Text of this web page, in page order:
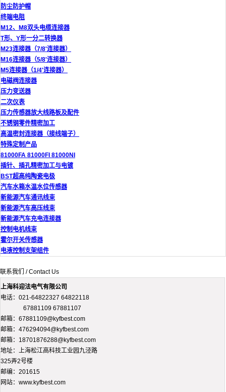
防尘防护帽
终端电阻
M12、M8双头电缆连接器
T形、Y形一分二转换器
M23连接器（7/8'连接器）
M16连接器（5/8'连接器）
M5连接器（1/4'连接器）
电磁阀连接器
压力变送器
二次仪表
压力传感器放大线路板及配件
不锈钢零件精密加工
高温密封连接器（接线端子）
特殊定制产品
81000FA 81000FI 81000NI
插针、插孔精密加工与电镀
BST超高纯陶瓷电极
汽车水箱水温水位传感器
新能源汽车通讯线束
新能源汽车高压线束
新能源汽车充电连接器
控制电机线束
霍尔开关传感器
电液控制支架组件
联系我们 / Contact Us
上海科迎法电气有限公司
电话：021-64822327 64822118
67881109 67881107
邮箱：67881109@kyfbest.com
邮箱：476294094@kyfbest.com
邮箱：18701876288@kyfbest.com
地址：上海松江高科技工业园九泾路
325弄2号楼
邮编：201615
网站：www.kyfbest.com